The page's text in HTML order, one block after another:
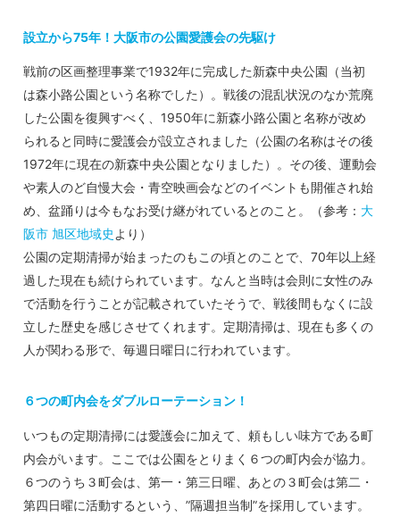
設立から75年！大阪市の公園愛護会の先駆け
戦前の区画整理事業で1932年に完成した新森中央公園（当初
は森小路公園という名称でした）。戦後の混乱状況のなか荒廃
した公園を復興すべく、1950年に新森小路公園と名称が改め
られると同時に愛護会が設立されました（公園の名称はその後
1972年に現在の新森中央公園となりました）。その後、運動会
や素人のど自慢大会・青空映画会などのイベントも開催され始
め、盆踊りは今もなお受け継がれているとのこと。（参考： 大
阪市 旭区地域史より）
公園の定期清掃が始まったのもこの頃とのことで、70年以上経
過した現在も続けられています。なんと当時は会則に女性のみ
で活動を行うことが記載されていたそうで、戦後間もなくに設
立した歴史を感じさせてくれます。定期清掃は、現在も多くの
人が関わる形で、毎週日曜日に行われています。
６つの町内会をダブルローテーション！
いつもの定期清掃には愛護会に加えて、頼もしい味方である町
内会がいます。ここでは公園をとりまく６つの町内会が協力。
６つのうち３町会は、第一・第三日曜、あとの３町会は第二・
第四日曜に活動するという、”隔週担当制”を採用しています。